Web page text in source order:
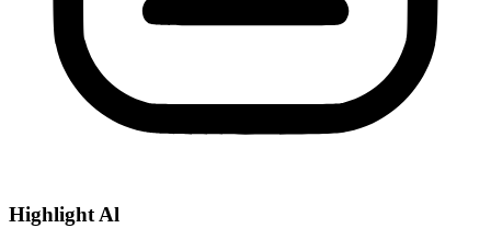
Highlight Al